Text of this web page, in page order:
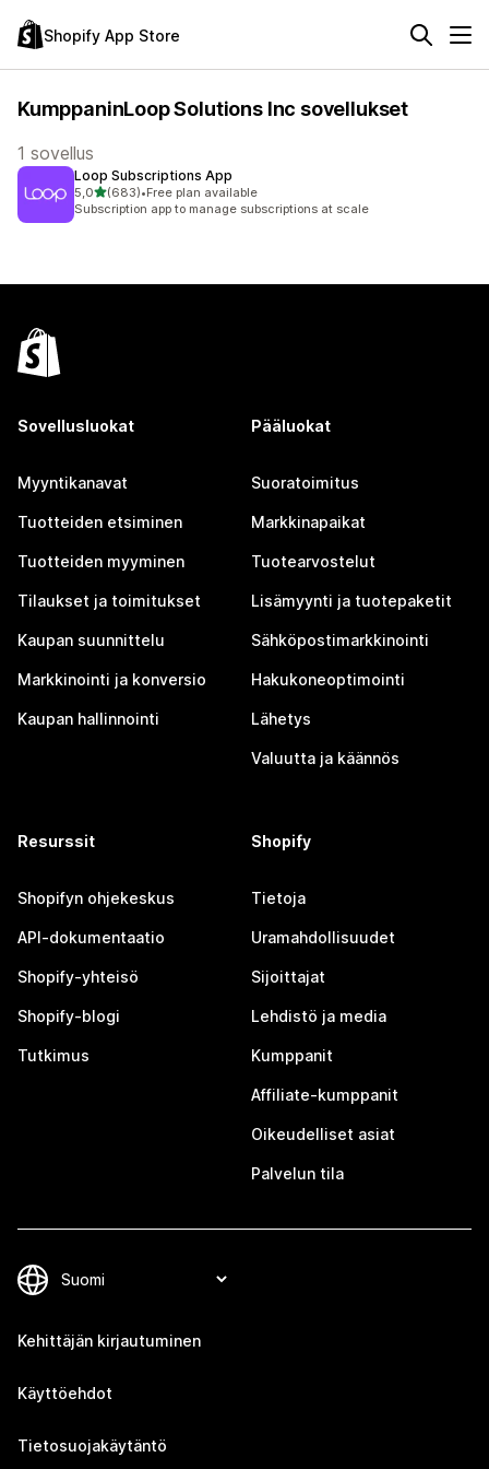
Shopify App Store
KumppaninLoop Solutions Inc sovellukset
1 sovellus
Loop Subscriptions App
5,0/ 5 tähteä
(683)
683 arvostelua yhteensä
•Free plan available
Subscription app to manage subscriptions at scale
Sovellusluokat
Myyntikanavat
Tuotteiden etsiminen
Tuotteiden myyminen
Tilaukset ja toimitukset
Kaupan suunnittelu
Markkinointi ja konversio
Kaupan hallinnointi
Pääluokat
Suoratoimitus
Markkinapaikat
Tuotearvostelut
Lisämyynti ja tuotepaketit
Sähköpostimarkkinointi
Hakukoneoptimointi
Lähetys
Valuutta ja käännös
Resurssit
Shopifyn ohjekeskus
API-dokumentaatio
Shopify-yhteisö
Shopify-blogi
Tutkimus
Shopify
Tietoja
Uramahdollisuudet
Sijoittajat
Lehdistö ja media
Kumppanit
Affiliate-kumppanit
Oikeudelliset asiat
Palvelun tila
Kehittäjän kirjautuminen
Käyttöehdot
Tietosuojakäytäntö